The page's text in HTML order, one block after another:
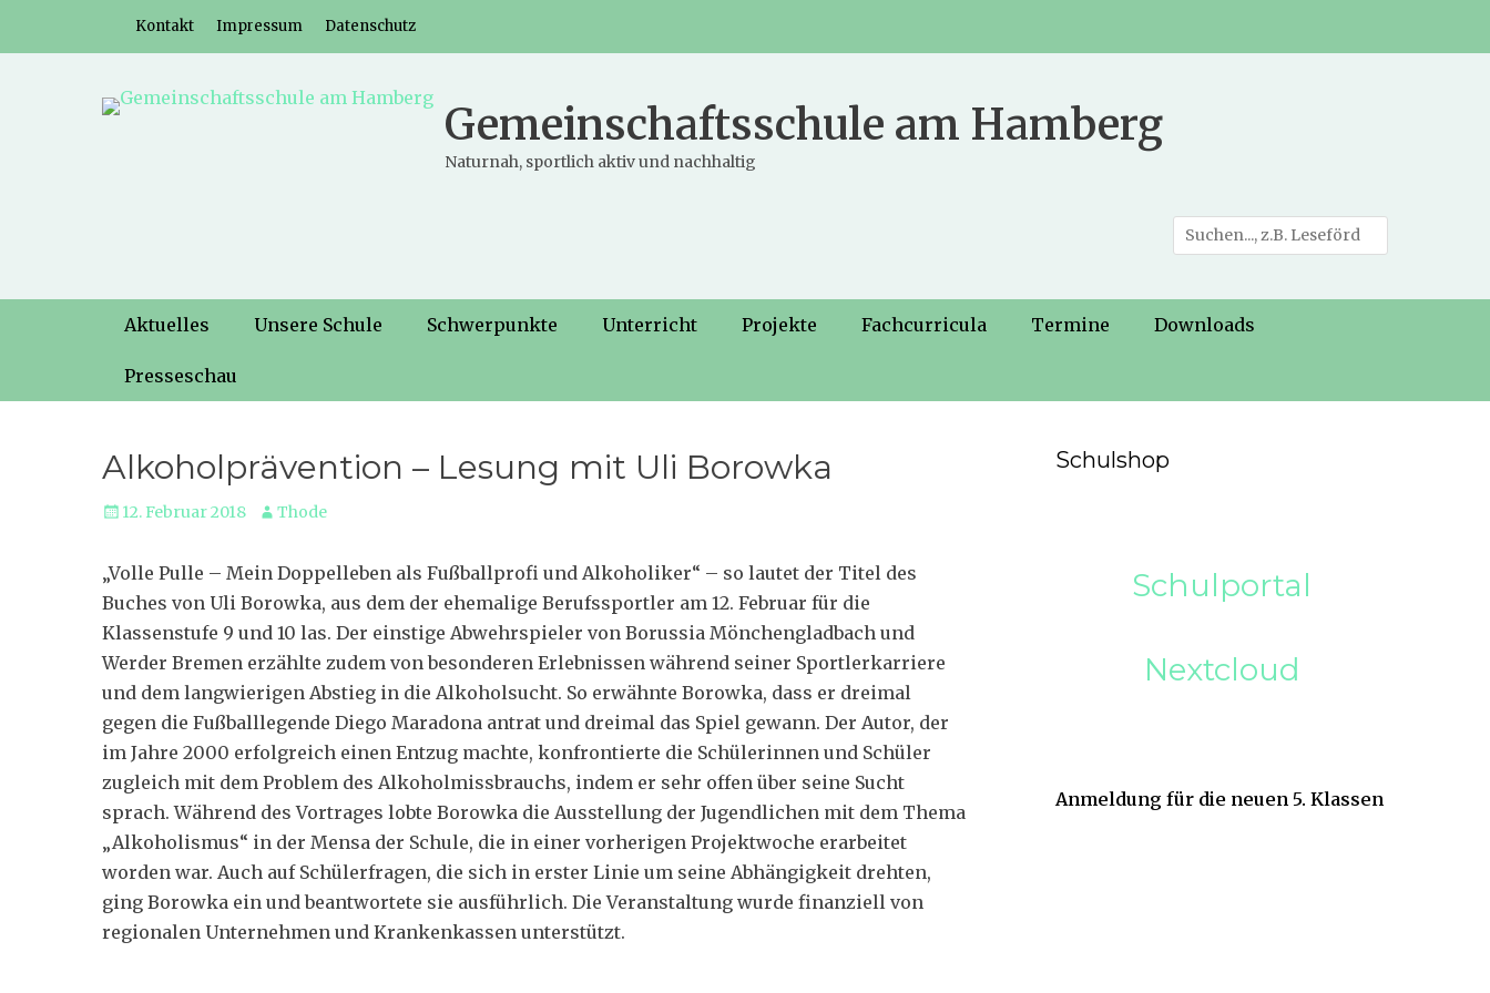
Header-Menü
Weiter
Kontakt Impressum Datenschutz
Gemeinschaftsschule am Hamberg
Naturnah, sportlich aktiv und nachhaltig
Suche
nach:
Hauptmenü
Weiter
Inhalt
Aktuelles Unsere Schule Schwerpunkte Unterricht Projekte Fachcurricula Termine Downloads
Presseschau
Alkoholprävention – Lesung mit Uli Borowka
Veröffentlicht
12. Februar 2018 Autor
Thode
„Volle Pulle – Mein Doppelleben als Fußballprofi und Alkoholiker“ – so lautet der Titel des
Buches von Uli Borowka, aus dem der ehemalige Berufssportler am 12. Februar für die
Klassenstufe 9 und 10 las. Der einstige Abwehrspieler von Borussia Mönchengladbach und
Werder Bremen erzählte zudem von besonderen Erlebnissen während seiner Sportlerkarriere
und dem langwierigen Abstieg in die Alkoholsucht. So erwähnte Borowka, dass er dreimal
gegen die Fußballlegende Diego Maradona antrat und dreimal das Spiel gewann. Der Autor, der
im Jahre 2000 erfolgreich einen Entzug machte, konfrontierte die Schülerinnen und Schüler
zugleich mit dem Problem des Alkoholmissbrauchs, indem er sehr offen über seine Sucht
sprach. Während des Vortrages lobte Borowka die Ausstellung der Jugendlichen mit dem Thema
„Alkoholismus“ in der Mensa der Schule, die in einer vorherigen Projektwoche erarbeitet
worden war. Auch auf Schülerfragen, die sich in erster Linie um seine Abhängigkeit drehten,
ging Borowka ein und beantwortete sie ausführlich. Die Veranstaltung wurde finanziell von
regionalen Unternehmen und Krankenkassen unterstützt.
Schulshop
Schulportal
Nextcloud
Anmeldung für die neuen 5. Klassen